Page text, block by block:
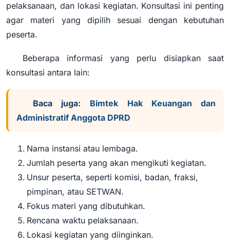
pelaksanaan, dan lokasi kegiatan. Konsultasi ini penting
agar materi yang dipilih sesuai dengan kebutuhan
peserta.
Beberapa informasi yang perlu disiapkan saat
konsultasi antara lain:
Baca juga:
Bimtek Hak Keuangan dan
Administratif Anggota DPRD
Nama instansi atau lembaga.
Jumlah peserta yang akan mengikuti kegiatan.
Unsur peserta, seperti komisi, badan, fraksi,
pimpinan, atau SETWAN.
Fokus materi yang dibutuhkan.
Rencana waktu pelaksanaan.
Lokasi kegiatan yang diinginkan.